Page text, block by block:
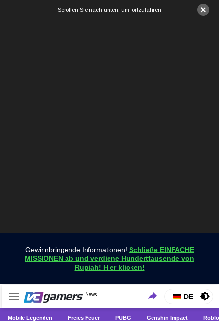
×
Scrollen Sie nach unten, um fortzufahren
Gewinnbringende Informationen! Schließe EINFACHE
MISSIONEN ab und verdiene Hunderttausende von
Rupiah! Hier klicken!
VCGamers-Neuigkeiten
News
Holen Sie sich die neuesten Spielnachrichten nur bei
VCGamers
DE
Mobile Legenden Freies Feuer PUBG Genshin Impact